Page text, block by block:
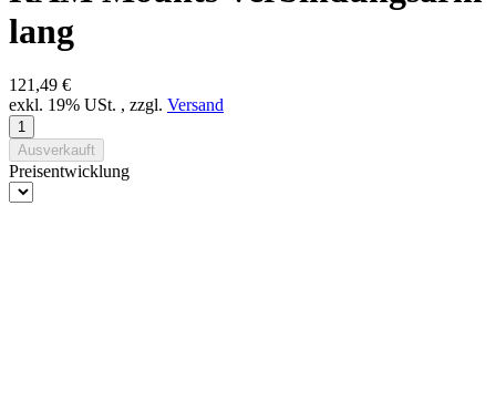
lang
121,49 €
exkl. 19% USt. , zzgl. Versand
Ausverkauft
Preisentwicklung